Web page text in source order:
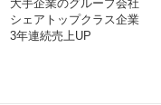
大手企業のグループ会社
シェアトップクラス企業
3年連続売上UP